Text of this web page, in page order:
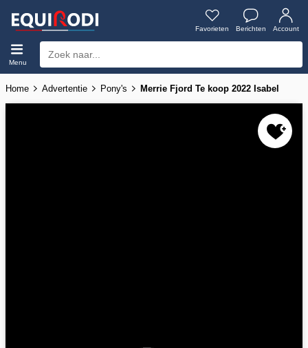
Favorieten Berichten Account
Menu
Home Advertentie Pony's Merrie Fjord Te koop 2022 Isabel